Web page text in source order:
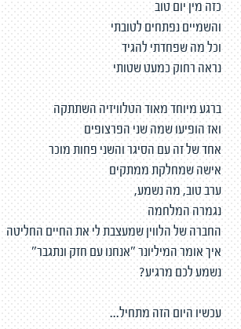
כזה מין יום טוב
והשמיים נפתחים לטובתי
וכל מה שפחדתי להגיד
נראה רחוק כמעט שטותי
ברגע מיוחד מאוד הטלוויזיה השתתקה
ואז הופיעו שמה שני הפרצופים
אחד של זה עם הסיגר והשני פחות מוכר
אישה שמחלקת ממתקים
ערב טוב, מה נשמע,
נגמרה המלחמה
החברה של הלווין שמעצבת לי את החיים החליטה
איך אומר המיליונר "אנחנו עם חזק ונתגבר"
נשמע לכם מרגיע?
עכשיו היום הזה מתחיל...